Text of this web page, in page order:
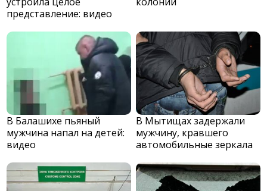
представление: видео
В Балашихе пьяный
мужчина напал на детей:
видео
В Мытищах задержали
мужчину, кравшего
автомобильные зеркала